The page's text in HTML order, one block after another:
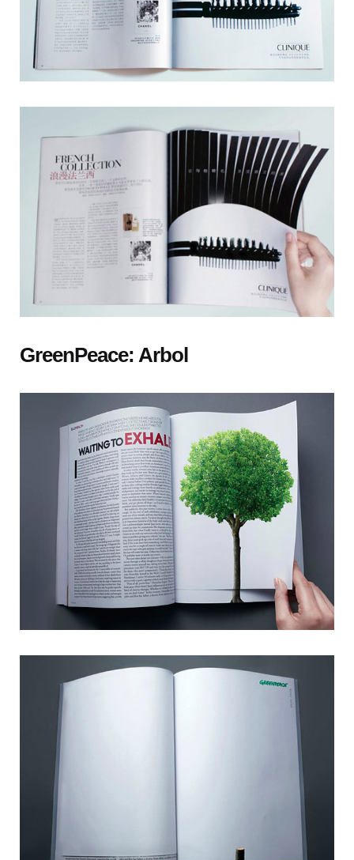
GreenPeace: Arbol